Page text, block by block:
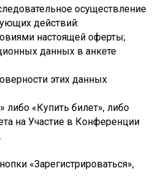
осуществление
действий:
настоящей оферты;
данных в анкете
этих данных
либо «Купить билет», либо
на Участие в Конференции
«Зарегистрироваться»,